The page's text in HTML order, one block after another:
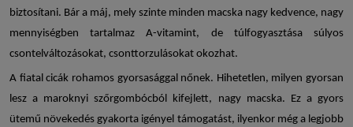
biztosítani. Bár a máj, mely szinte minden macska nagy kedvence, nagy
mennyiségben tartalmaz A-vitamint, de túlfogyasztása súlyos
csontelváltozásokat, csonttorzulásokat okozhat.
A fiatal cicák rohamos gyorsasággal nőnek. Hihetetlen, milyen gyorsan
lesz a maroknyi szőrgombócból kifejlett, nagy macska. Ez a gyors
ütemű növekedés gyakorta igényel támogatást, ilyenkor még a legjobb